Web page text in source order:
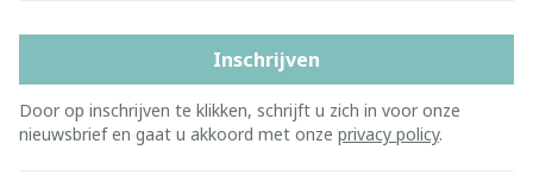
Inschrijven
Door op inschrijven te klikken, schrijft u zich in voor onze
nieuwsbrief en gaat u akkoord met onze privacy policy.